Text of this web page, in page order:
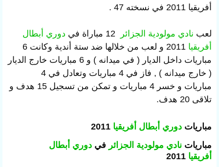
أفريقيا 2011 في نسخته 47 .
لعب نادي مولودية الجزائر
دوري أبطال
أفريقيا
2011 و لعب من خلالها ضد ستة أندية وكانت 6
مباريات داخل الديار ( في ميدانه ) و 6 مباريات خارج الديار
( خارج ميدانه ) , فاز في 4 مباريات وتعادل في 4
مباريات و خسر 4 مباريات و تمكن من تسجيل 15 هدف و
تلاقى 20 هدف.
مباريات دوري أبطال أفريقيا
مباريات نادي مولودية الجزائر في دوري أبطال
أفريقيا